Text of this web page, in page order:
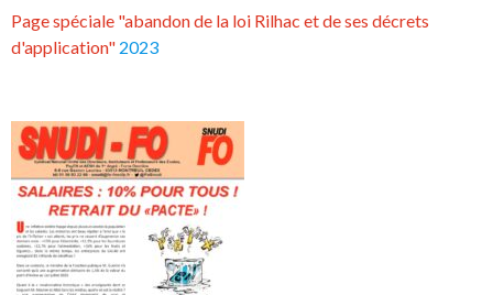
Page spéciale "abandon de la loi Rilhac et de ses décrets
d'application" 2023